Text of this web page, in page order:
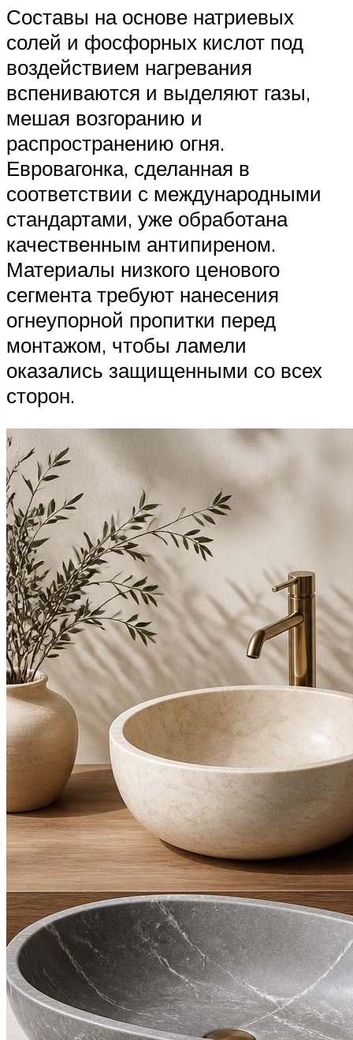
Составы на основе натриевых
солей и фосфорных кислот под
воздействием нагревания
вспениваются и выделяют газы,
мешая возгоранию и
распространению огня.
Евровагонка, сделанная в
соответствии с международными
стандартами, уже обработана
качественным антипиреном.
Материалы низкого ценового
сегмента требуют нанесения
огнеупорной пропитки перед
монтажом, чтобы ламели
оказались защищенными со всех
сторон.